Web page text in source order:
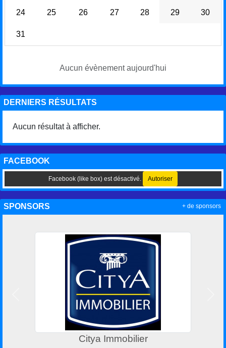
24 25 26 27 28 29 30
31
Aucun évènement aujourd'hui
DERNIERS RÉSULTATS
Aucun résultat à afficher.
FACEBOOK
Facebook (like box) est désactivé. Autoriser
SPONSORS
Citya Immobilier
+ de sponsors